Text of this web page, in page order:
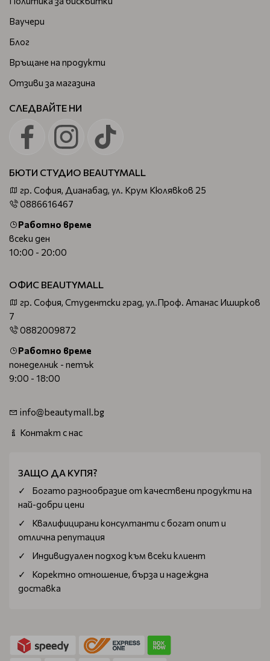
Ваучери
Блог
Връщане на продукти
Отзиви за магазина
СЛЕДВАЙТЕ НИ
БЮТИ СТУДИО BEAUTYMALL
гр. София, Дианабад, ул. Крум Кюлявков 25
0886616467
Работно време
всеки ден
10:00 - 20:00
ОФИС BEAUTYMALL
гр. София, Студентски град, ул.Проф. Атанас Иширков
7
0882009872
Работно време
понеделник - петък
9:00 - 18:00
info@beautymall.bg
Контакт с нас
ЗАЩО ДА КУПЯ?
Богатo разнообразие от качествени продукти на
най-добри цени
Квалифицирани консултанти с богат опит и
отлична репутация
Индивидуален подход към всеки клиент
Коректно отношение, бърза и надеждна
доставка